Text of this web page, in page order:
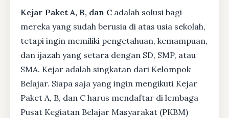
Kejar Paket A, B, dan C adalah solusi bagi
mereka yang sudah berusia di atas usia sekolah,
tetapi ingin memiliki pengetahuan, kemampuan,
dan ijazah yang setara dengan SD, SMP, atau
SMA. Kejar adalah singkatan dari Kelompok
Belajar. Siapa saja yang ingin mengikuti Kejar
Paket A, B, dan C harus mendaftar di lembaga
Pusat Kegiatan Belajar Masyarakat (PKBM)